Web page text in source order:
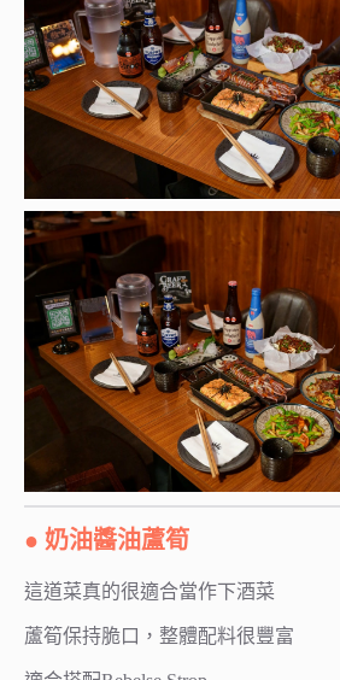
● 奶油醬油蘆筍
這道菜真的很適合當作下酒菜
蘆筍保持脆口，整體配料很豐富